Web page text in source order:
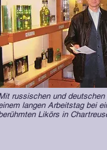
russischen und
langen Arbeitstag bei
Likörs in